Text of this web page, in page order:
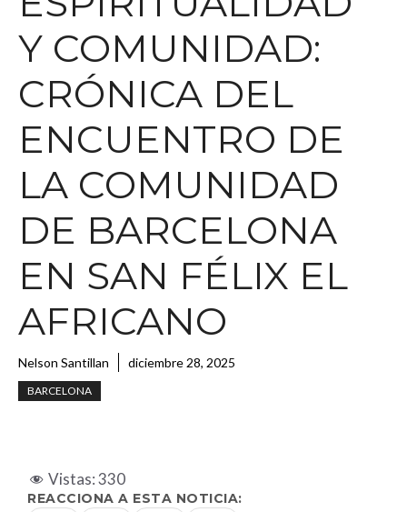
Y COMUNIDAD:
CRÓNICA DEL
ENCUENTRO DE
LA COMUNIDAD
DE BARCELONA
EN SAN FÉLIX EL
AFRICANO
Nelson Santillan diciembre 28, 2025
BARCELONA
Vistas:330
REACCIONA A ESTA NOTICIA: